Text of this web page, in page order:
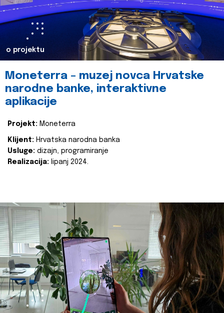
o projektu
Moneterra – muzej novca Hrvatske
narodne banke, interaktivne
aplikacije
Projekt: Moneterra
Klijent: Hrvatska narodna banka
Usluge: dizajn, programiranje
Realizacija: lipanj 2024.